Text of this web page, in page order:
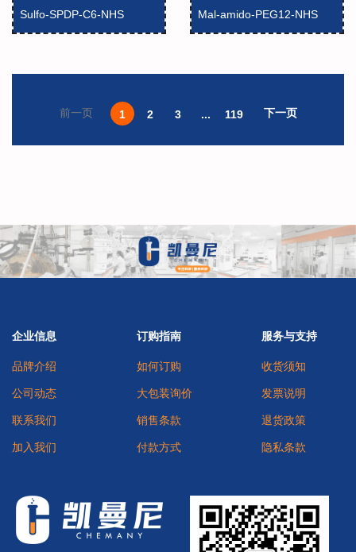
Sulfo-SPDP-C6-NHS
(sodium)
Mal-amido-PEG12-NHS
ester
前一页 1 2 3 ... 119 下一页
企业信息
品牌介绍
公司动态
联系我们
加入我们
订购指南
如何订购
大包装询价
销售条款
付款方式
服务与支持
收货须知
发票说明
退货政策
隐私条款